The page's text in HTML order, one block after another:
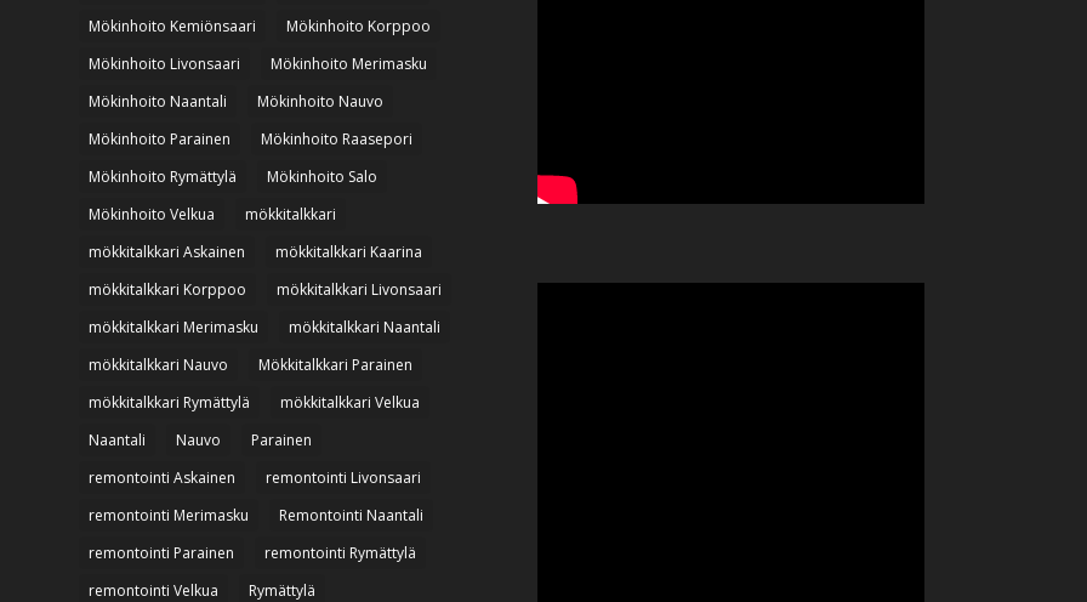
Mökinhoito Kemiönsaari
Mökinhoito Korppoo
Mökinhoito Livonsaari
Mökinhoito Merimasku
Mökinhoito Naantali
Mökinhoito Nauvo
Mökinhoito Parainen
Mökinhoito Raasepori
Mökinhoito Rymättylä
Mökinhoito Salo
Mökinhoito Velkua
mökkitalkkari
mökkitalkkari Askainen
mökkitalkkari Kaarina
mökkitalkkari Korppoo
mökkitalkkari Livonsaari
mökkitalkkari Merimasku
mökkitalkkari Naantali
mökkitalkkari Nauvo
Mökkitalkkari Parainen
mökkitalkkari Rymättylä
mökkitalkkari Velkua
Naantali
Nauvo
Parainen
remontointi Askainen
remontointi Livonsaari
remontointi Merimasku
Remontointi Naantali
remontointi Parainen
remontointi Rymättylä
remontointi Velkua
Rymättylä